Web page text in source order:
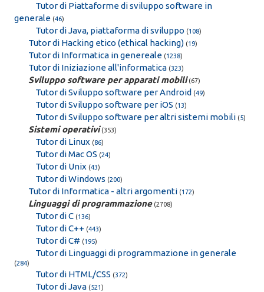
Tutor di Piattaforme di sviluppo software in
generale (46)
Tutor di Java, piattaforma di sviluppo (108)
Tutor di Hacking etico (ethical hacking) (19)
Tutor di Informatica in genereale (1238)
Tutor di Iniziazione all'informatica (323)
Sviluppo software per apparati mobili (67)
Tutor di Sviluppo software per Android (49)
Tutor di Sviluppo software per iOS (13)
Tutor di Sviluppo software per altri sistemi mobili (5)
Sistemi operativi (353)
Tutor di Linux (86)
Tutor di Mac OS (24)
Tutor di Unix (43)
Tutor di Windows (200)
Tutor di Informatica - altri argomenti (172)
Linguaggi di programmazione (2708)
Tutor di C (136)
Tutor di C++ (443)
Tutor di C# (195)
Tutor di Linguaggi di programmazione in generale
(284)
Tutor di HTML/CSS (372)
Tutor di Java (521)